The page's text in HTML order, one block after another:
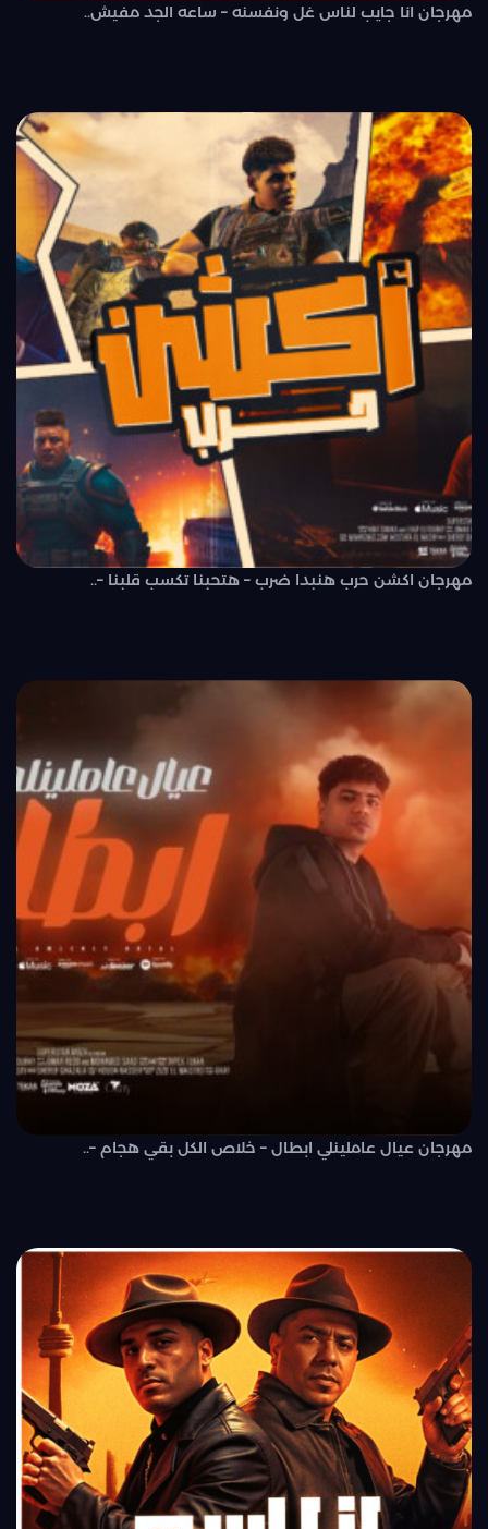
مهرجان انا جايب لناس غل ونفسنه – ساعه الجد مفيش..
مهرجان اكشن حرب هنبدا ضرب – هتحبنا تكسب قلبنا –..
مهرجان عيال عاملينلي ابطال – خلاص الكل بقي هجام –..